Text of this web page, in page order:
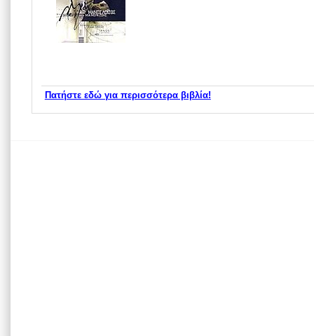
Πατήστε εδώ για περισσότερα βιβλία!